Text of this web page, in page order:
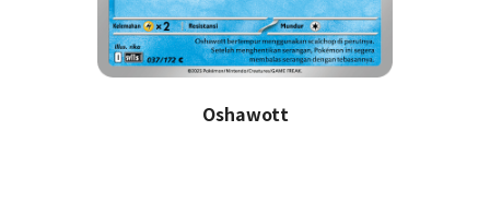
Oshawott